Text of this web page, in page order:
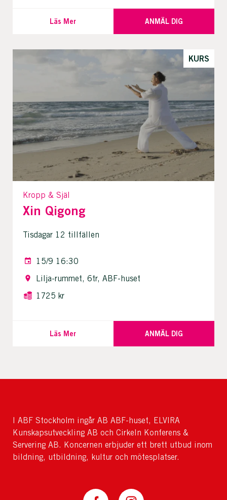
Läs Mer ANMÄL DIG
KURS
Kropp & Själ
Xin Qigong
Tisdagar 12 tillfällen
15/9 16:30
Lilja-rummet, 6tr, ABF-huset
1725 kr
Läs Mer ANMÄL DIG
I ABF Stockholm ingår AB ABF-huset, ELVIRA
Kunskapsutveckling AB och Cirkeln Konferens &
Servering AB. Koncernen erbjuder ett brett utbud inom
bildning, utbildning, kultur och mötesplatser.